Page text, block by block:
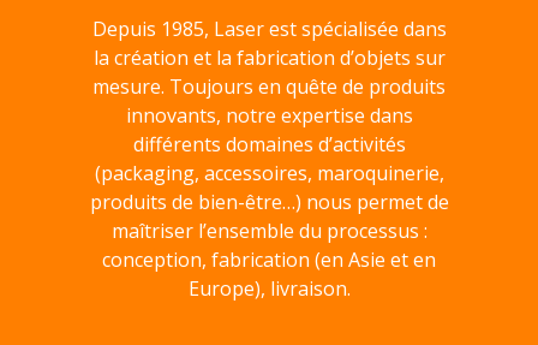
Depuis 1985, Laser est spécialisée dans
la création et la fabrication d’objets sur
mesure. Toujours en quête de produits
innovants, notre expertise dans
différents domaines d’activités
(packaging, accessoires, maroquinerie,
produits de bien-être…) nous permet de
maîtriser l’ensemble du processus :
conception, fabrication (en Asie et en
Europe), livraison.